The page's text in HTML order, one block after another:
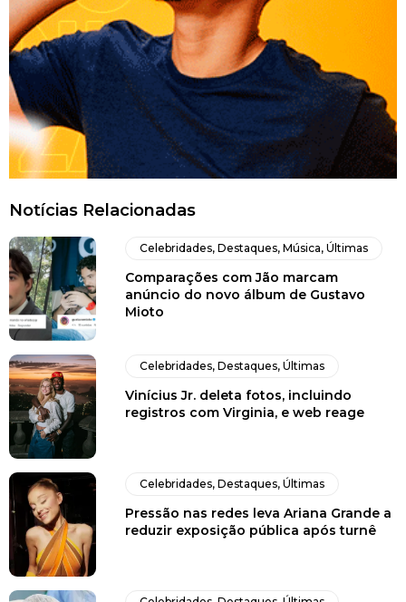
Notícias Relacionadas
Celebridades,Destaques,Música,Últimas
Comparações com Jão marcam
anúncio do novo álbum de Gustavo
Mioto
Celebridades,Destaques,Últimas
Vinícius Jr. deleta fotos, incluindo
registros com Virginia, e web reage
Celebridades,Destaques,Últimas
Pressão nas redes leva Ariana Grande a
reduzir exposição pública após turnê